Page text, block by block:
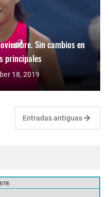
Sin cambios en
principales
18, 2019
Entradas antiguas